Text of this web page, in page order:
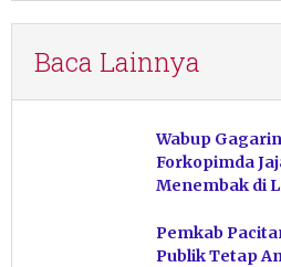
Baca Lainnya
Wabup
Forkopimda
Menembak di
Pemkab
Publik Tetap